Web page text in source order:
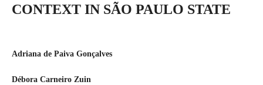
CONTEXT IN SÃO PAULO STATE
Adriana de Paiva Gonçalves
Débora Carneiro Zuin